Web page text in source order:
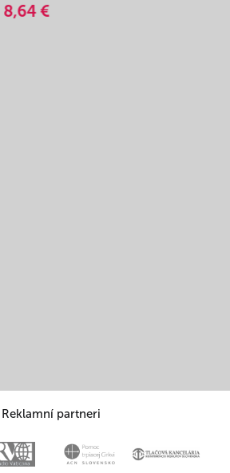
8,64 €
Reklamní partneri